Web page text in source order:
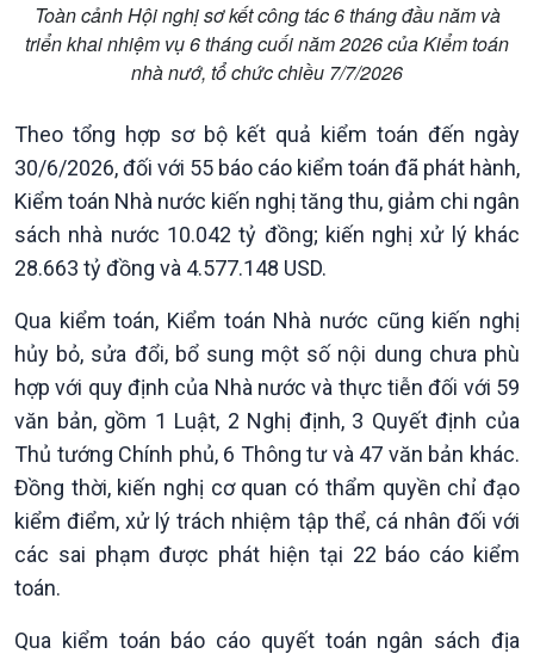
Tin Chính trị
Chính phủ với người dân
Quốc hội với cử tri
Xây dựng đảng
Đảng trong cuộc sống
Pháp luật và đời sống
Vấn đề quốc tế
Hồ sơ sự kiện quốc tế
Thế giới & Việt Nam
Biên cương - Một dải vững
Toàn cảnh Hội nghị sơ kết công tác 6 tháng đầu năm và
triển khai nhiệm vụ 6 tháng cuối năm 2026 của Kiểm toán
nhà nướ, tổ chức chiều 7/7/2026
Theo tổng hợp sơ bộ kết quả kiểm toán đến ngày
30/6/2026, đối với 55 báo cáo kiểm toán đã phát hành,
Kiểm toán Nhà nước kiến nghị tăng thu, giảm chi ngân
sách nhà nước 10.042 tỷ đồng; kiến nghị xử lý khác
28.663 tỷ đồng và 4.577.148 USD.
Qua kiểm toán, Kiểm toán Nhà nước cũng kiến nghị
hủy bỏ, sửa đổi, bổ sung một số nội dung chưa phù
hợp với quy định của Nhà nước và thực tiễn đối với 59
văn bản, gồm 1 Luật, 2 Nghị định, 3 Quyết định của
Thủ tướng Chính phủ, 6 Thông tư và 47 văn bản khác.
Đồng thời, kiến nghị cơ quan có thẩm quyền chỉ đạo
kiểm điểm, xử lý trách nhiệm tập thể, cá nhân đối với
các sai phạm được phát hiện tại 22 báo cáo kiểm
toán.
Qua kiểm toán báo cáo quyết toán ngân sách địa